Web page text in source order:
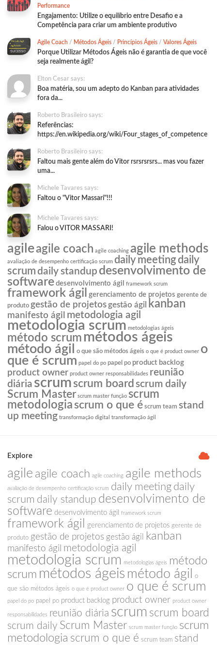
Performance
Engajamento: Utilize o equilíbrio entre Desafio e a
Competência para criar um ambiente produtivo
Agile Coach / Métodos Ágeis / Princípios Ágeis / Valores Ágeis
Porque Utilizar Métodos Ágeis não é garantia de que você
seja realmente ágil?
Elton Cesar says:
Boa matéria, sou um adepto do Kanban para atividades
fora da...
Roberto Brasileiro says:
Referências:
https://en.wikipedia.org/wiki/Four_stages_of_competence
Roberto Brasileiro says:
Faltou mais gente além do Vitor rsrsrsrsrs... mas vou fazer
uma...
Michele Tavares says:
Faltou o "Vitor Massari"!!!
Michele Tavares says:
Falou o VITOR MASSARI!
agileagile coach agile coaching agile methods
avaliação de desempenho certificação scrum daily meeting daily
scrumdaily standup desenvolvimento de
software desenvolvimento ágil framework scrum
framework ágil gerenciamento de projetos gerente de
produto gestão de projetos gestão ágil kanban
manifesto ágil metodologia agil
metodologia scrum metodologias ágeis
método scrum métodos ágeis
método ágil o que são métodos ágeis o que é product owner o
que é scrum papel do po papel po product backlog
product owner product owner responsabilidades reunião
diária scrum scrum board scrum daily
Scrum Master scrum master função scrum
metodologia scrum o que é scrum team stand
up meeting transformação digital transformação ágil
Explore
agile agile coach agile coaching agile methods
avaliação de desempenho certificação scrum daily meeting daily
scrum daily standup desenvolvimento de
software desenvolvimento ágil framework scrum
framework ágil gerenciamento de projetos gerente de
produto gestão de projetos gestão ágil kanban
manifesto ágil metodologia agil
metodologia scrum metodologias ágeis
método
scrum métodos ágeis método ágil
o
que são métodos ágeis o que é product owner o que é scrum
papel do po papel po product backlog product owner product owner
responsabilidades reunião diária scrum scrum board
scrum daily Scrum Master scrum master função scrum
metodologia scrum o que é scrum team stand